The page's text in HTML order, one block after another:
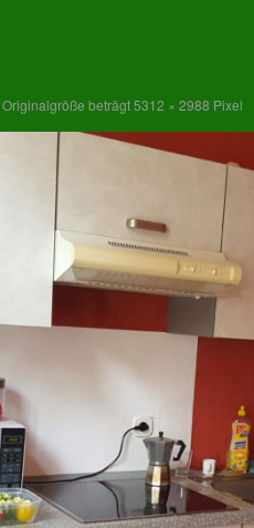
beträgt5312 × 2988 Pixel